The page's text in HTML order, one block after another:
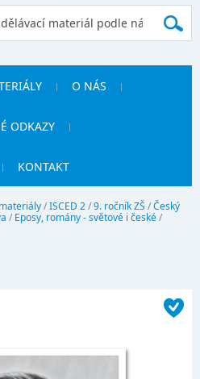
O NÁS
ODKAZY
KONTAKT
/ISCED 2/9. ročník ZŠ /Český
/ Eposy, romány - světové i české/